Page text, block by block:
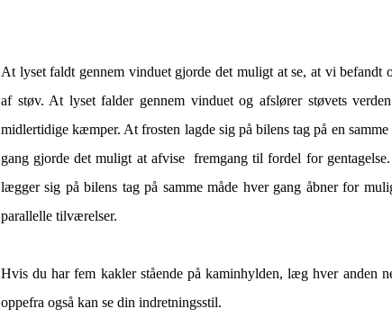
At lyset faldt gennem vinduet gjorde det muligt at se, at vi befandt
af støv. At lyset falder gennem vinduet og afslører støvets
midlertidige kæmper. At frosten lagde sig på bilens tag på en samme
gang gjorde det muligt at afvise fremgang til fordel for
lægger sig på bilens tag på samme måde hver gang åbner for
parallelle tilværelser.
Hvis du har fem kakler stående på kaminhylden, læg hver anden
oppefra også kan se din indretningsstil.